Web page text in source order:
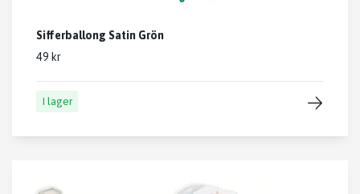
Sifferballong Satin Grön
49 kr
I lager